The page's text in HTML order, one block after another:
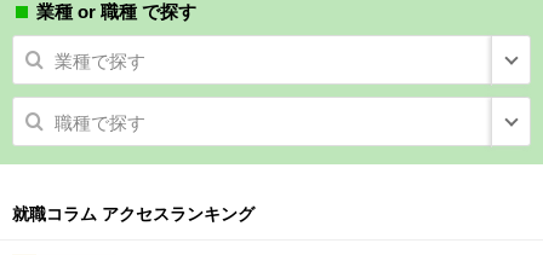
業種 or 職種 で探す
業種で探す
職種で探す
就職コラム アクセスランキング